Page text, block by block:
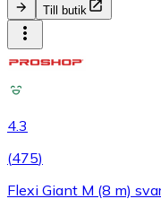
Till butik
4.3
(475)
Flexi Giant M (8 m)